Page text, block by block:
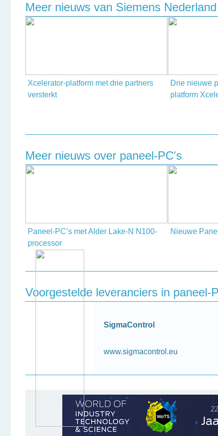
Meer nieuws van Siemens Nederland
Xcelerator-platform met drie partners
versterkt
Drie nieuwe
platform
Meer nieuws over paneel-PC's
Paneel-PC’s met Alder Lake-N N100-
processor
Nieuwe
Voorgestelde leveranciers in paneel-
SigmaControl
www.sigmacontrol.eu